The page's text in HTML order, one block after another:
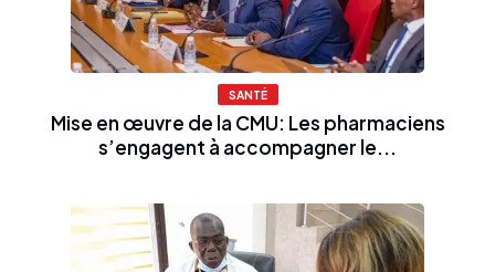
SANTÉ
Mise en œuvre de la CMU: Les pharmaciens
s’engagent à accompagner le...